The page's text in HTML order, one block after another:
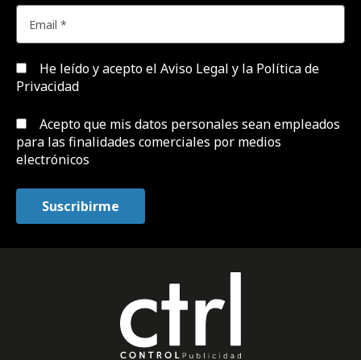
He leído y acepto el Aviso Legal y la Política de
Privacidad
Acepto que mis datos personales sean empleados
para las finalidades comerciales por medios
electrónicos